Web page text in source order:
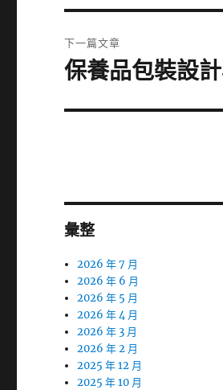
篇
文
章:
下一篇文章
下
篇
保養品包裝設
彙整
2026 年 7 月
2026 年 6 月
2026 年 5 月
2026 年 4 月
2026 年 3 月
2026 年 2 月
2025 年 12 月
2025 年 10 月